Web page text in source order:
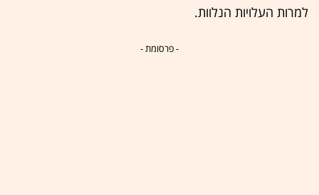
למרות העלויות הנלוות.
- פרסומת -